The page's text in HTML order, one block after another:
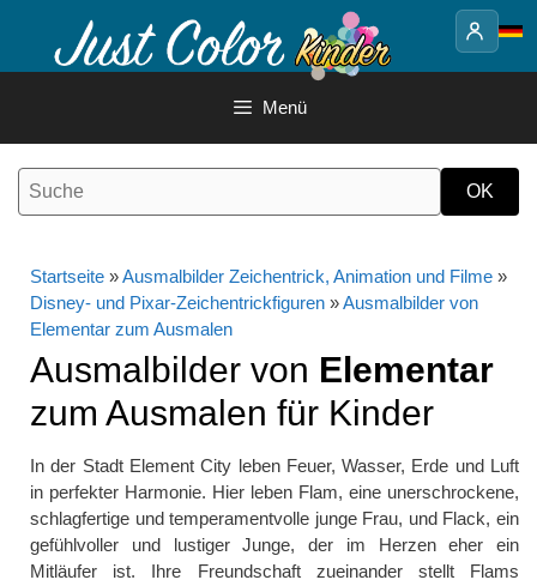
Inhalt
Menü
Startseite »Ausmalbilder Zeichentrick, Animation und Filme »
Disney- und Pixar-Zeichentrickfiguren »Ausmalbilder von
Elementar zum Ausmalen
Ausmalbilder von Elementar
zum Ausmalen für Kinder
In der Stadt Element City leben Feuer, Wasser, Erde und Luft
in perfekter Harmonie. Hier leben Flam, eine unerschrockene,
schlagfertige und temperamentvolle junge Frau, und Flack, ein
gefühlvoller und lustiger Junge, der im Herzen eher ein
Mitläufer ist. Ihre Freundschaft zueinander stellt Flams